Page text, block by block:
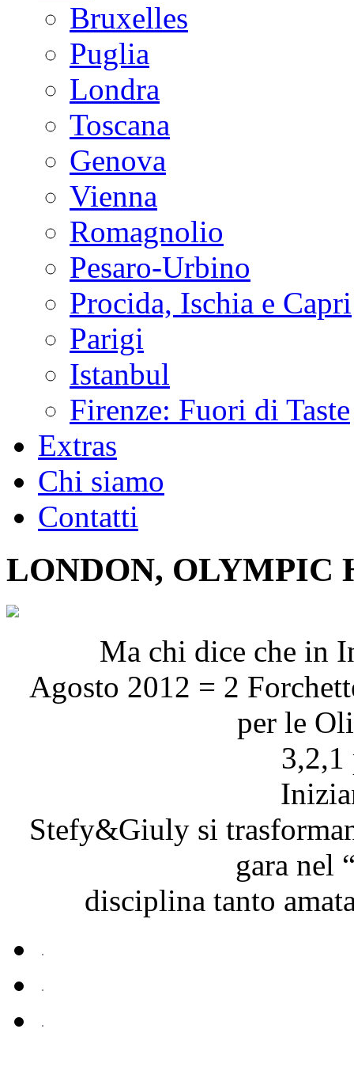
Bruxelles
Puglia
Londra
Toscana
Genova
Vienna
Romagnolio
Pesaro-Urbino
Procida, Ischia e Capri
Parigi
Istanbul
Firenze: Fuori di Taste
Extras
Chi siamo
Contatti
LONDON, OLYMPIC
Ma chi dice che in
Agosto 2012 = 2
per le
Stefy&Giuly si
gara nel
disciplina tanto